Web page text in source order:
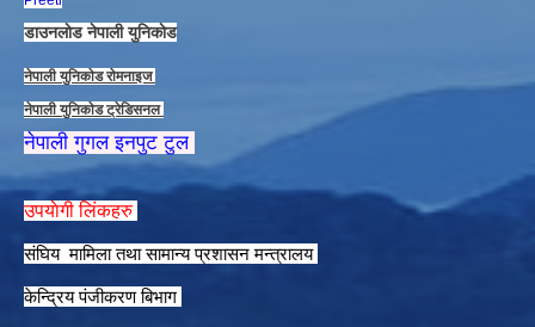
डाउनलाेड नेपाली युनिकाेड
नेपाली युनिकाेड राेमनाइज
नेपाली युनिकाेड ट्रेडिसनल
नेपाली गुगल इनपुट टुल
उपयाेगी लिंकहरु
संघिय मामिला तथा सामान्य प्रशासन मन्त्रालय
केन्द्रिय पंजीकरण बिभाग